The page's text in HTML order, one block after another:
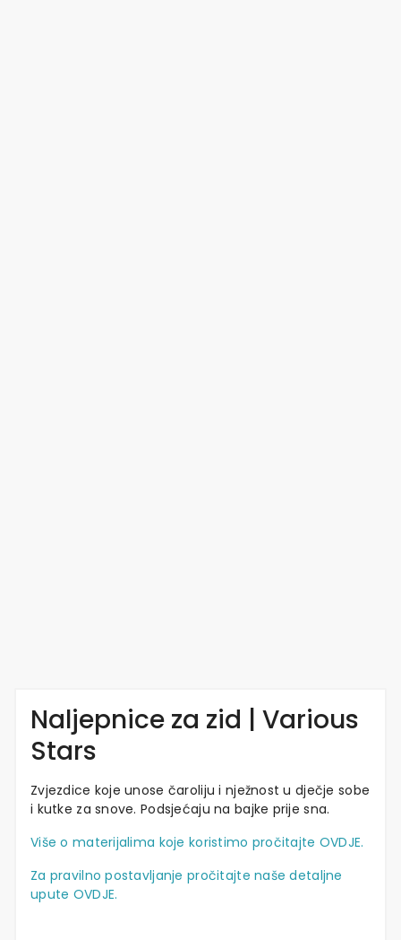
Naljepnice za zid | Various
Stars
Zvjezdice koje unose čaroliju i nježnost u dječje sobe
i kutke za snove. Podsjećaju na bajke prije sna.
Više o materijalima koje koristimo pročitajte OVDJE.
Za pravilno postavljanje pročitajte naše detaljne
upute OVDJE.